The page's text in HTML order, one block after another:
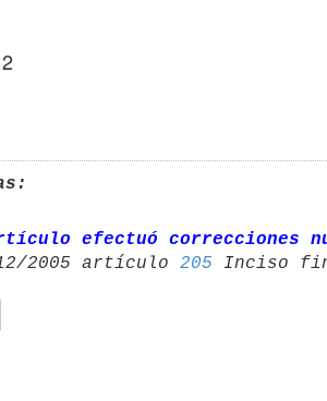
efectuó correcciones
2005 artículo 205